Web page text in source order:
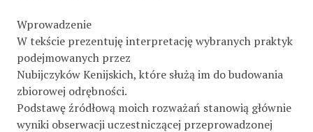
Wprowadzenie
W tekście prezentuję interpretację wybranych praktyk
podejmowanych przez
Nubijczyków Kenijskich, które służą im do budowania
zbiorowej odrębności.
Podstawę źródłową moich rozważań stanowią głównie
wyniki obserwacji uczestniczącej przeprowadzonej